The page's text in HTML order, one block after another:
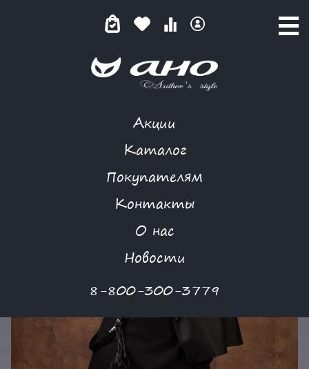
Акции
Каталог
Покупателям
Контакты
О нас
Новости
8-800-300-3779
ПСЕВДОНИМ